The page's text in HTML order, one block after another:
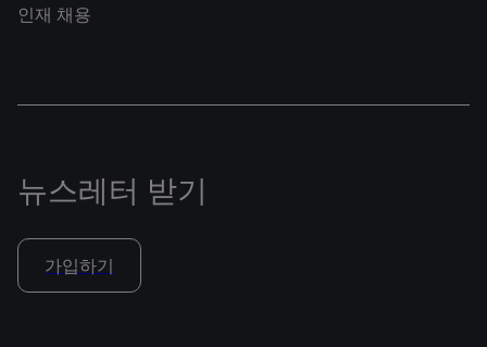
인재 채용
뉴스레터 받기
가입하기